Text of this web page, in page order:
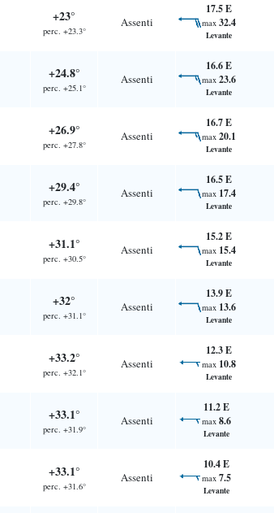
+23°
perc. +23.3°
Assenti
17.5 E
max 32.4
Levante
+24.8°
perc. +25.1°
Assenti
16.6 E
max 23.6
Levante
+26.9°
perc. +27.8°
Assenti
16.7 E
max 20.1
Levante
+29.4°
perc. +29.8°
Assenti
16.5 E
max 17.4
Levante
+31.1°
perc. +30.5°
Assenti
15.2 E
max 15.4
Levante
+32°
perc. +31.1°
Assenti
13.9 E
max 13.6
Levante
+33.2°
perc. +32.1°
Assenti
12.3 E
max 10.8
Levante
+33.1°
perc. +31.9°
Assenti
11.2 E
max 8.6
Levante
+33.1°
perc. +31.6°
Assenti
10.4 E
max 7.5
Levante